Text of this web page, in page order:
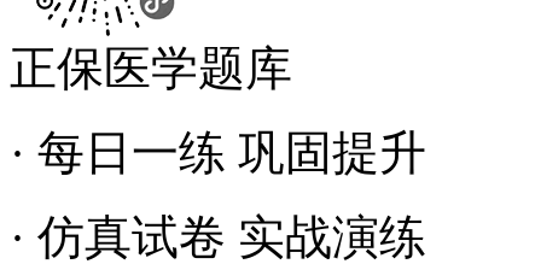
正保医学题库
· 每日一练 巩固提升
· 仿真试卷 实战演练